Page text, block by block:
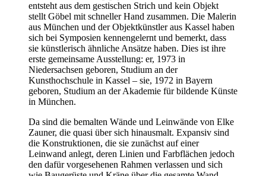
entsteht aus dem gestischen Strich und kein Objekt
stellt Göbel mit schneller Hand zusammen. Die Malerin
aus München und der Objektkünstler aus Kassel haben
sich bei Symposien kennengelernt und bemerkt, dass
sie künstlerisch ähnliche Ansätze haben. Dies ist ihre
erste gemeinsame Ausstellung: er, 1973 in
Niedersachsen geboren, Studium an der
Kunsthochschule in Kassel – sie, 1972 in Bayern
geboren, Studium an der Akademie für bildende Künste
in München.
Da sind die bemalten Wände und Leinwände von Elke
Zauner, die quasi über sich hinausmalt. Expansiv sind
die Konstruktionen, die sie zunächst auf einer
Leinwand anlegt, deren Linien und Farbflächen jedoch
den dafür vorgesehenen Rahmen verlassen und sich